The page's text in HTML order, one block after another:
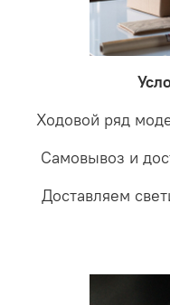
светильники на
проверки будет
соотношении с
LED светильники не
забудете что такое
Ходовой ряд
Самовывоз и
Доставляем